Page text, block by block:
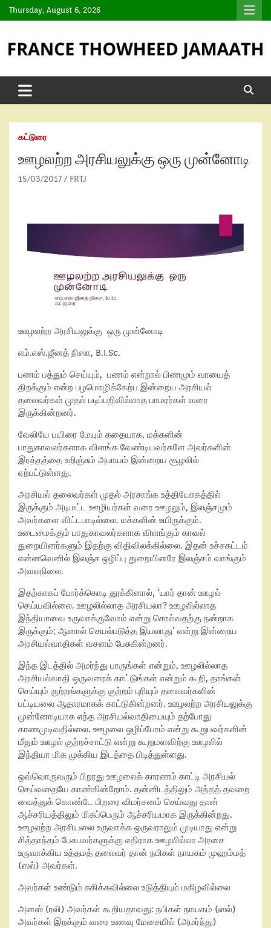
Thursday, August 6, 2026
கட்டுரை
ஊழலற்ற அரசியலுக்கு ஒரு முன்னோடி
15/03/2017 FRTJ
ஊழலற்ற அரசியலுக்கு ஒரு முன்னோடி
எம்.எஸ்.ஜீனத் நிஸா, B.I.Sc.
பணம் பத்தும் செய்யும், பணம் என்றால் பிணமும் வாயைத்
திறக்கும் என்ற பழமொழிக்கேற்ப இன்றைய அரசியல்
தலைவர்கள் முதல் படிப்பறிவில்லாத பாமரர்கள் வரை
இருக்கின்றனர்.
வேலியே பயிரை மேயும் கதையாக, மக்களின்
பாதுகாவலர்களாக விளங்க வேண்டியவர்களே அவர்களின்
இரத்தத்தை உறிஞ்சும் அபாயம் இன்றைய சூழலில்
ஏற்பட்டுள்ளது.
அரசியல் தலைவர்கள் முதல் அரசாங்க உத்தியோகத்தில்
இருக்கும் அடிமட்ட ஊழியர்கள் வரை ஊழலும், இலஞ்சமும்
அவர்களை விட்டபாடில்லை. மக்களின் உயிருக்கும்.
உடைமைக்கும் பாதுகாவலர்களாக விளங்கும் காவல்
துறையினர்களும் இதற்கு விதிவிலக்கில்லை. இதன் உச்சகட்டம்
என்னவெனில் இலஞ்ச ஒழிப்பு துறையினரே இலஞ்சம் வாங்கும்
அவலநிலை.
இதற்காகப் போர்க்கொடி தூக்கினால், ‘யார் தான் ஊழல்
செய்யவில்லை. ஊழலில்லாத அரசியலா? ஊழலில்லாத
இந்தியாவை உருவாக்குவோம் என்று சொல்வதற்கு நன்றாக
இருக்கும்; ஆனால் செயல்படுத்த இயலாது’ என்று இன்றைய
அரசியல்வாதிகள் வசனம் பேசுகின்றனர்.
இந்த இடத்தில் அமர்ந்து பாருங்கள் என்றும், ஊழலில்லாத
அரசியல்வாதி ஒருவரைக் காட்டுங்கள் என்றும் கூறி, தாங்கள்
செய்யும் குற்றங்களுக்கு குற்றம் புரியும் தலைவர்களின்
பட்டியலை ஆதாரமாகக் காட்டுகின்றனர். ஊழலற்ற அரசியலுக்கு
முன்னோடியாக எந்த அரசியல்வாதியையும் தற்போது
காணமுடிவதில்லை. ஊழலை ஒழிப்போம் என்று கூறுபவர்களின்
மீதும் ஊழல் குற்றச்சாட்டு என்று கூறுமளவிற்கு ஊழலில்
இந்தியா மிக முக்கிய இடத்தை பிடித்துள்ளது.
ஒவ்வொருவரும் பிறரது ஊழலைக் காரணம் காட்டி அரசியல்
செய்வதையே காண்கின்றோம். தன்னிடத்திலும் அந்தத் தவறை
வைத்துக் கொண்டே பிறரை விமர்சனம் செய்வது தான்
ஆச்சரியத்திலும் மிகப்பெரும் ஆச்சரியமாக இருக்கின்றது.
ஊழலற்ற அரசியலை உருவாக்க ஒருவராலும் முடியாது என்று
சித்தாந்தம் பேசுபவர்களுக்கு எதிராக ஊழலில்லா அரசை
உருவாக்கிய உத்தமத் தலைவர் தான் நபிகள் நாயகம் முஹம்மத்
(ஸல்) அவர்கள்.
அவர்கள் உண்டும் சுகிக்கவில்லை உடுத்தியும் மகிழவில்லை
அனஸ் (ரலி) அவர்கள் கூறியதாவது: நபிகள் நாயகம் (ஸல்)
அவர்கள் இறக்கும் வரை உணவு மேசையில் (அமர்ந்து)